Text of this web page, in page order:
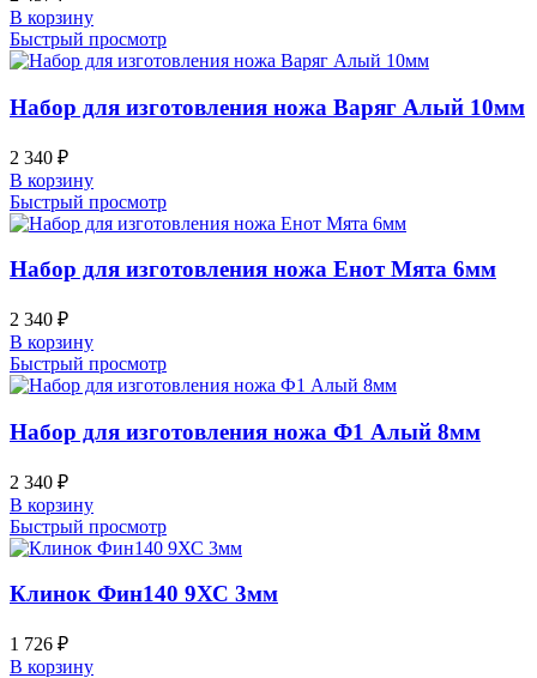
В корзину
Быстрый просмотр
Набор для изготовления ножа Варяг Алый 10мм
2 340 ₽
В корзину
Быстрый просмотр
Набор для изготовления ножа Енот Мята 6мм
2 340 ₽
В корзину
Быстрый просмотр
Набор для изготовления ножа Ф1 Алый 8мм
2 340 ₽
В корзину
Быстрый просмотр
Клинок Фин140 9ХС 3мм
1 726 ₽
В корзину